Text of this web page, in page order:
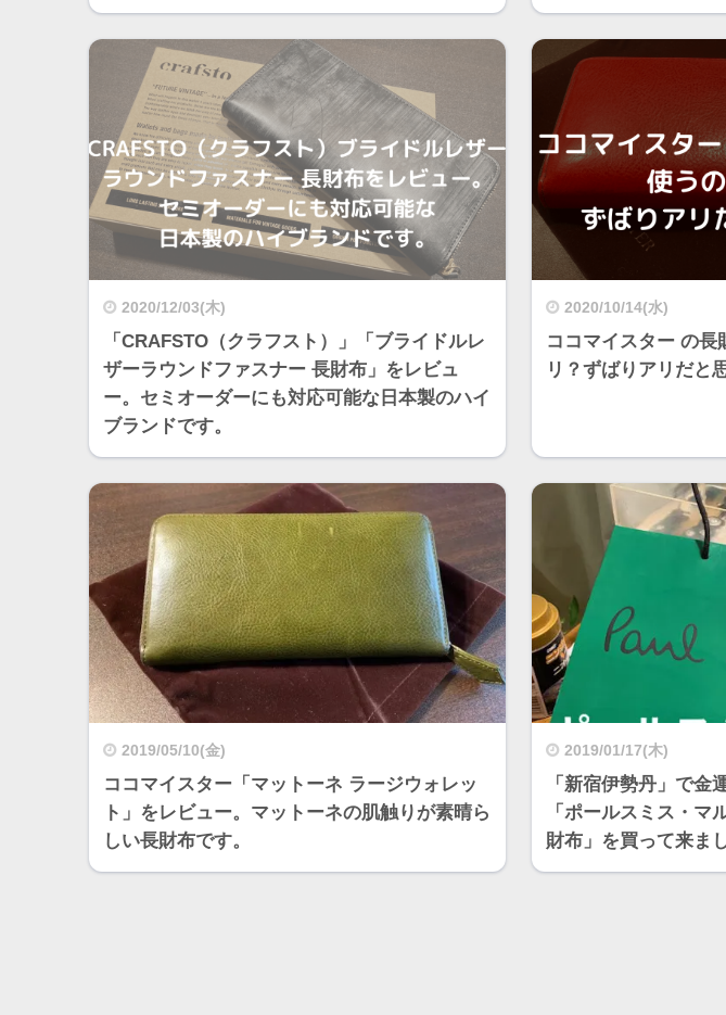
2020/12/03(木)
「CRAFSTO（クラフスト）」「ブライドルレ
ザーラウンドファスナー 長財布」をレビュ
ー。セミオーダーにも対応可能な日本製のハイ
ブランドです。
2020/10/14(水)
ココマイスター の長
リ？ずばりアリだと
2019/05/10(金)
ココマイスター「マットーネ ラージウォレッ
ト」をレビュー。マットーネの肌触りが素晴ら
しい長財布です。
2019/01/17(木)
「新宿伊勢丹」で金
「ポールスミス・マ
財布」を買って来まし